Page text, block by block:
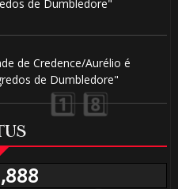
de Dumbledore"
de Credence/Aurélio é
de Dumbledore"